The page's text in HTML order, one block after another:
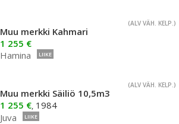
(ALV VÄH. KELP.)
Muu merkki Kahmari
1 255 €
Hamina
LIIKE
(ALV VÄH. KELP.)
Muu merkki Säiliö 10,5m3
1 255 €, 1984
Juva
LIIKE